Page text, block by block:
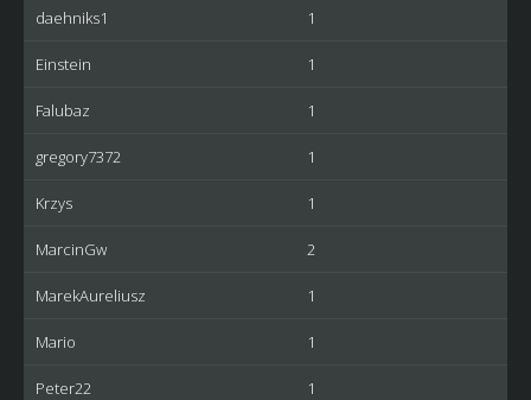
daehniks1 1
Einstein 1
Falubaz 1
gregory7372 1
Krzys 1
MarcinGw 2
MarekAureliusz 1
Mario 1
Peter22 1